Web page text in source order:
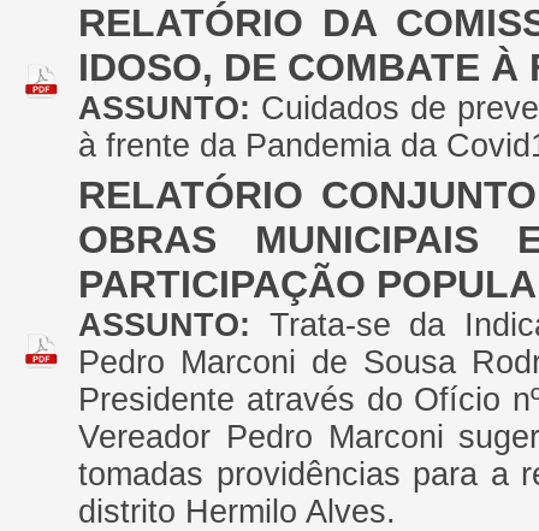
RELATÓRIO DA
IDOSO, DE COMBATE À
ASSUNTO: Cuidados de
à frente da Pandemia da
RELATÓRIO
OBRAS
PARTICIPAÇÃO
ASSUNTO: Trata-se da
Pedro Marconi de Sousa
Presidente através do Ofício
Vereador Pedro Marconi
tomadas providências para a
distrito Hermilo Alves.